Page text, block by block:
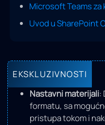
Microsoft Teams
Uvod u SharePoint
EKSKLUZIVNOSTI
Nastavni materijali:
formatu, sa
pristupa tokom i